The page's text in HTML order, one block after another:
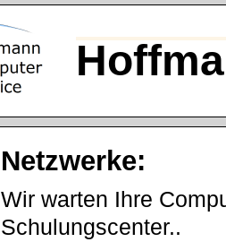
Netzwerke:
Wir warten Ihre
Schulungscenter..